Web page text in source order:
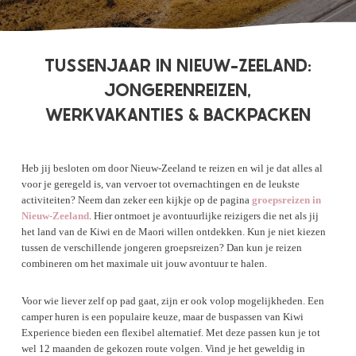
TUSSENJAAR IN NIEUW-ZEELAND:
JONGERENREIZEN,
WERKVAKANTIES & BACKPACKEN
Heb jij besloten om door Nieuw-Zeeland te reizen en wil je dat alles al
voor je geregeld is, van vervoer tot overnachtingen en de leukste
activiteiten? Neem dan zeker een kijkje op de paginagroepsreizen in
Nieuw-Zeeland . Hier ontmoet je avontuurlijke reizigers die net als jij
het land van de Kiwi en de Maori willen ontdekken. Kun je niet kiezen
tussen de verschillende jongeren groepsreizen? Dan kun je reizen
combineren om het maximale uit jouw avontuur te halen.
Voor wie liever zelf op pad gaat, zijn er ook volop mogelijkheden. Een
camper huren is een populaire keuze, maar de buspassen van Kiwi
Experience bieden een flexibel alternatief. Met deze passen kun je tot
wel 12 maanden de gekozen route volgen. Vind je het geweldig in